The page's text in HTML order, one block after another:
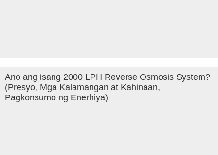
Ano ang isang 2000 LPH Reverse Osmosis System?
(Presyo, Mga Kalamangan at Kahinaan,
Pagkonsumo ng Enerhiya)